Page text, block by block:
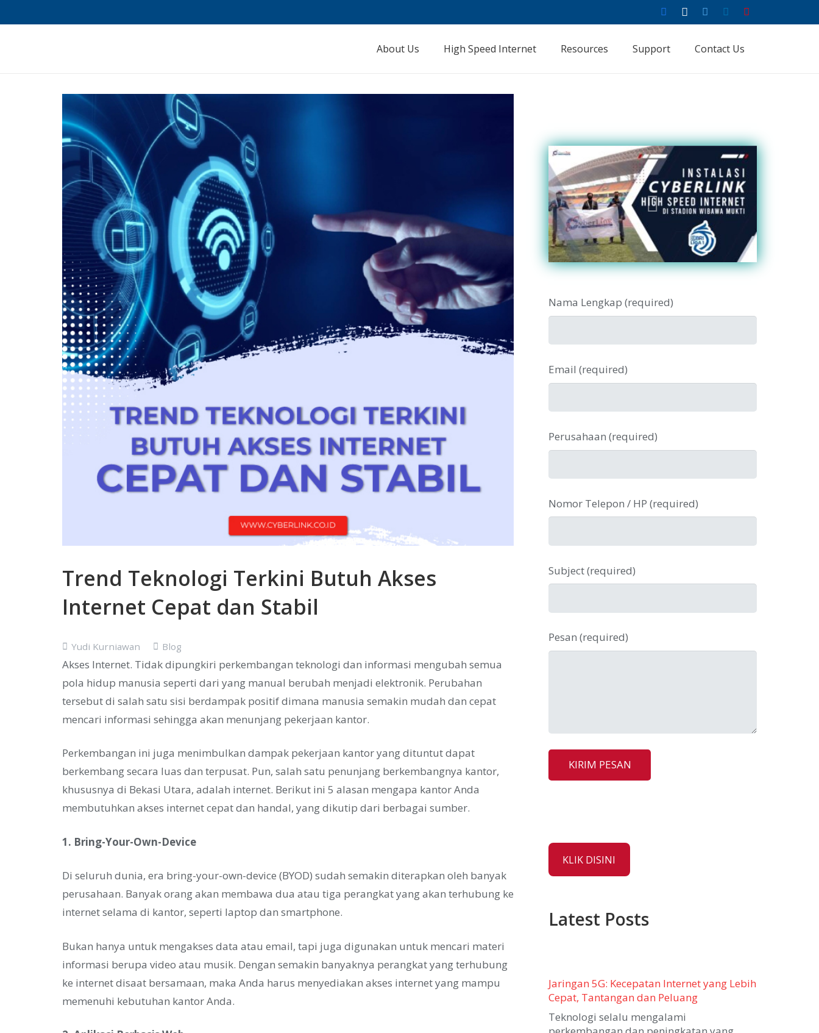
About Us High Speed Internet Resources Support Contact Us
Trend Teknologi Terkini Butuh Akses
Internet Cepat dan Stabil
Yudi Kurniawan Blog
Akses Internet. Tidak dipungkiri perkembangan teknologi dan informasi mengubah semua
pola hidup manusia seperti dari yang manual berubah menjadi elektronik. Perubahan
tersebut di salah satu sisi berdampak positif dimana manusia semakin mudah dan cepat
mencari informasi sehingga akan menunjang pekerjaan kantor.
Perkembangan ini juga menimbulkan dampak pekerjaan kantor yang dituntut dapat
berkembang secara luas dan terpusat. Pun, salah satu penunjang berkembangnya kantor,
khususnya di Bekasi Utara, adalah internet. Berikut ini 5 alasan mengapa kantor Anda
membutuhkan akses internet cepat dan handal, yang dikutip dari berbagai sumber.
1. Bring-Your-Own-Device
Di seluruh dunia, era bring-your-own-device (BYOD) sudah semakin diterapkan oleh banyak
perusahaan. Banyak orang akan membawa dua atau tiga perangkat yang akan terhubung ke
internet selama di kantor, seperti laptop dan smartphone.
Bukan hanya untuk mengakses data atau email, tapi juga digunakan untuk mencari materi
informasi berupa video atau musik. Dengan semakin banyaknya perangkat yang terhubung
ke internet disaat bersamaan, maka Anda harus menyediakan akses internet yang mampu
memenuhi kebutuhan kantor Anda.
Nama Lengkap (required)
Email (required)
Perusahaan (required)
Nomor Telepon / HP (required)
Subject (required)
Pesan (required)
KLIK DISINI
Latest Posts
Jaringan 5G: Kecepatan Internet yang Lebih
Cepat, Tantangan dan Peluang
Teknologi selalu mengalami